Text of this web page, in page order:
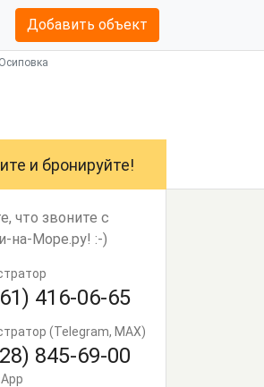
Добавить объект
и бронируйте!
что звоните с
на-Море.ру! :-)
416-06-65
(Telegram, MAX)
845-69-00